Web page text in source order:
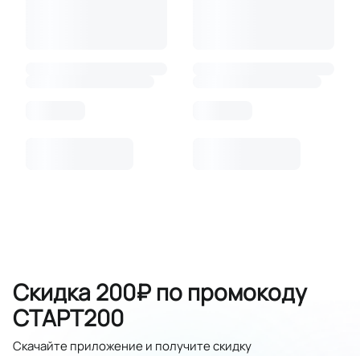
Скидка 200₽ по промокоду
СТАРТ200
Скачайте приложение и получите скидку